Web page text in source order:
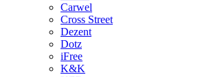
Carwel
Cross Street
Dezent
Dotz
iFree
K&K